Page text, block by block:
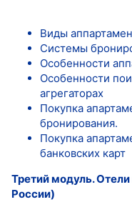
Виды
Системы
Особенности
Особенности
агрегаторах
Покупка
бронирования.
Покупка
банковских карт
Третий модуль.
России)